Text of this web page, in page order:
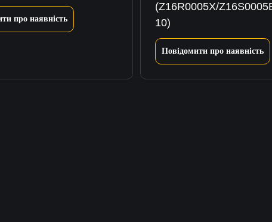
про наявність
(Z16R0005X/
10)
Повідомити про наявність